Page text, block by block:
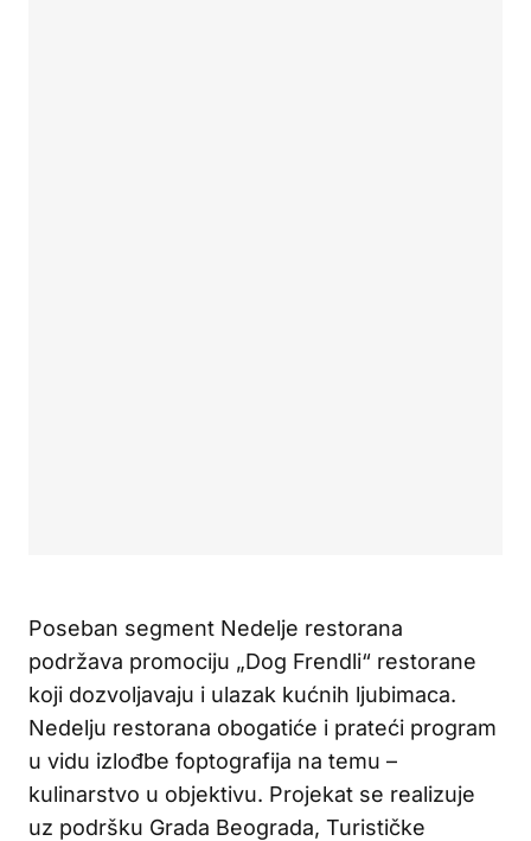
Poseban segment Nedelje restorana
podržava promociju „Dog Frendli“ restorane
koji dozvoljavaju i ulazak kućnih ljubimaca.
Nedelju restorana obogatiće i prateći program
u vidu izlođbe foptografija na temu –
kulinarstvo u objektivu. Projekat se realizuje
uz podršku Grada Beograda, Turističke